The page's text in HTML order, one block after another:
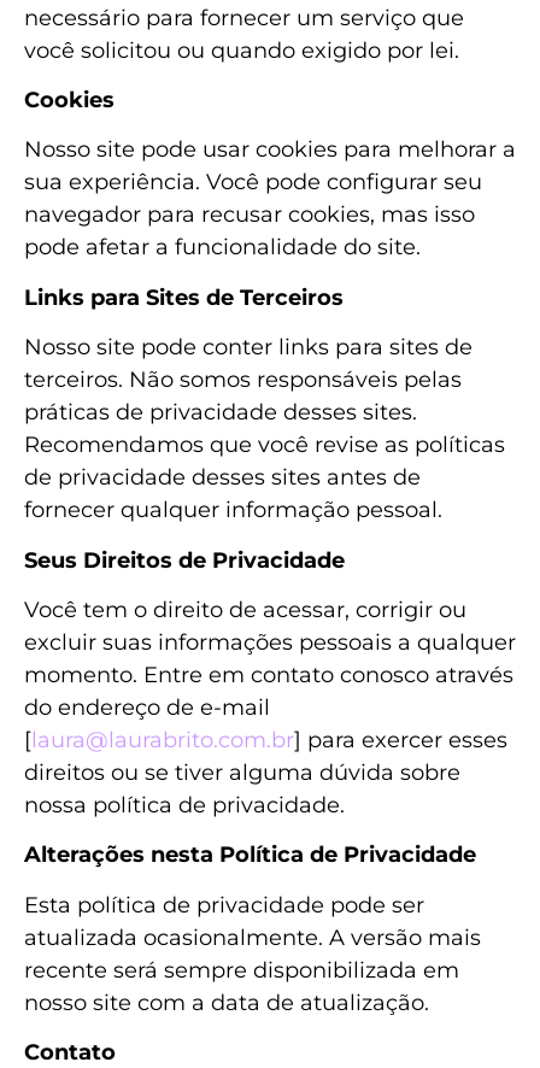
necessário para fornecer um serviço que
você solicitou ou quando exigido por lei.
Cookies
Nosso site pode usar cookies para melhorar a
sua experiência. Você pode configurar seu
navegador para recusar cookies, mas isso
pode afetar a funcionalidade do site.
Links para Sites de Terceiros
Nosso site pode conter links para sites de
terceiros. Não somos responsáveis pelas
práticas de privacidade desses sites.
Recomendamos que você revise as políticas
de privacidade desses sites antes de
fornecer qualquer informação pessoal.
Seus Direitos de Privacidade
Você tem o direito de acessar, corrigir ou
excluir suas informações pessoais a qualquer
momento. Entre em contato conosco através
do endereço de e-mail
[laura@laurabrito.com.br] para exercer esses
direitos ou se tiver alguma dúvida sobre
nossa política de privacidade.
Alterações nesta Política de Privacidade
Esta política de privacidade pode ser
atualizada ocasionalmente. A versão mais
recente será sempre disponibilizada em
nosso site com a data de atualização.
Contato